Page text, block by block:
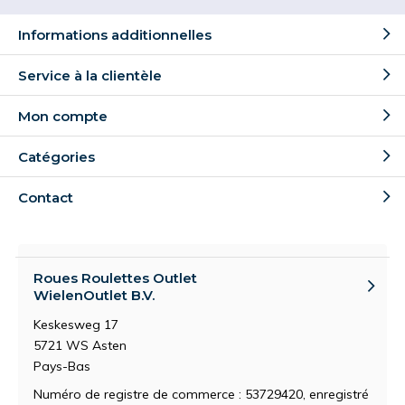
adéquateen divisant le poids total par 3
nous conseillons car sur les surfaces qui ne sont pas
plates, il arrive parfois qu’une roulette ne touche plus le
sol et que le poids repose alors sur 3 roulettes.
Sur nos pages produits, la tolérance est indiquée par
roulette. Quatre
maximale chacune de 50 kg peuvent supporter un
appareil dont la tolérance est de 200 kg.
Informations additionnelles
Service à la clientèle
Mon compte
Catégories
Contact
Roues Roulettes Outlet
WielenOutlet B.V.
Keskesweg 17
5721 WS Asten
Pays-Bas
Numéro de registre de commerce : 53729420, enregistré